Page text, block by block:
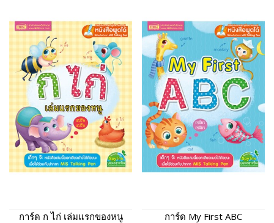
การ์ด ก ไก่ เล่มแรกของหนู
การ์ด My First ABC